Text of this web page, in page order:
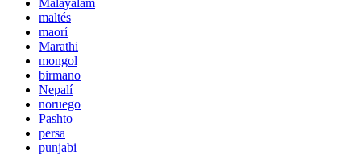
Malayalam
maltés
maorí
Marathi
mongol
birmano
Nepalí
noruego
Pashto
persa
punjabi